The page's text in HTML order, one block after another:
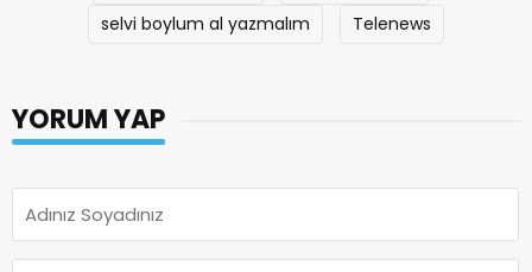
selvi boylum al yazmalım
Telenews
YORUM YAP